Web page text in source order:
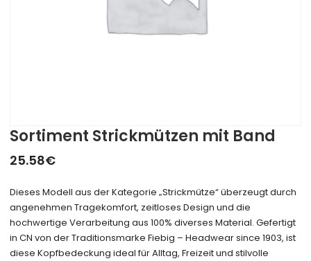
Sortiment Strickmützen mit Band
25.58€
Dieses Modell aus der Kategorie „Strickmütze“ überzeugt durch
angenehmen Tragekomfort, zeitloses Design und die
hochwertige Verarbeitung aus 100% diverses Material. Gefertigt
in CN von der Traditionsmarke Fiebig – Headwear since 1903, ist
diese Kopfbedeckung ideal für Alltag, Freizeit und stilvolle